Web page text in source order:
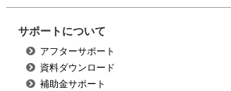
サポートについて
アフターサポート
資料ダウンロード
補助金サポート